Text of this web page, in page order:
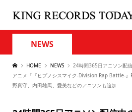
NEWS
HOME NEWS
24時間365日アニソン配
アニメ「『ヒプノシスマイク-Division Rap Battle-
野真守、内田雄馬、愛美などのアニソンも追加